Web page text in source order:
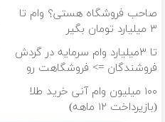
صاحب فروشگاه هستی؟ وام تا
۳ میلیارد تومان بگیر
تا ۳میلیارد وام سرمایه در گردش
فروشندگان => فروشگاهت رو
ثبت کن
۱۰۰ میلیون وام آنی خرید طلا
(بازپرداخت ۱۲ ماهه)